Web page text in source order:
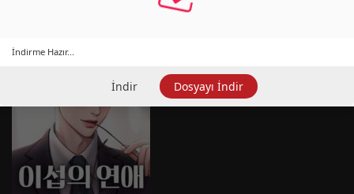
İndirme Hazır...
İndir Dosyayı İndir